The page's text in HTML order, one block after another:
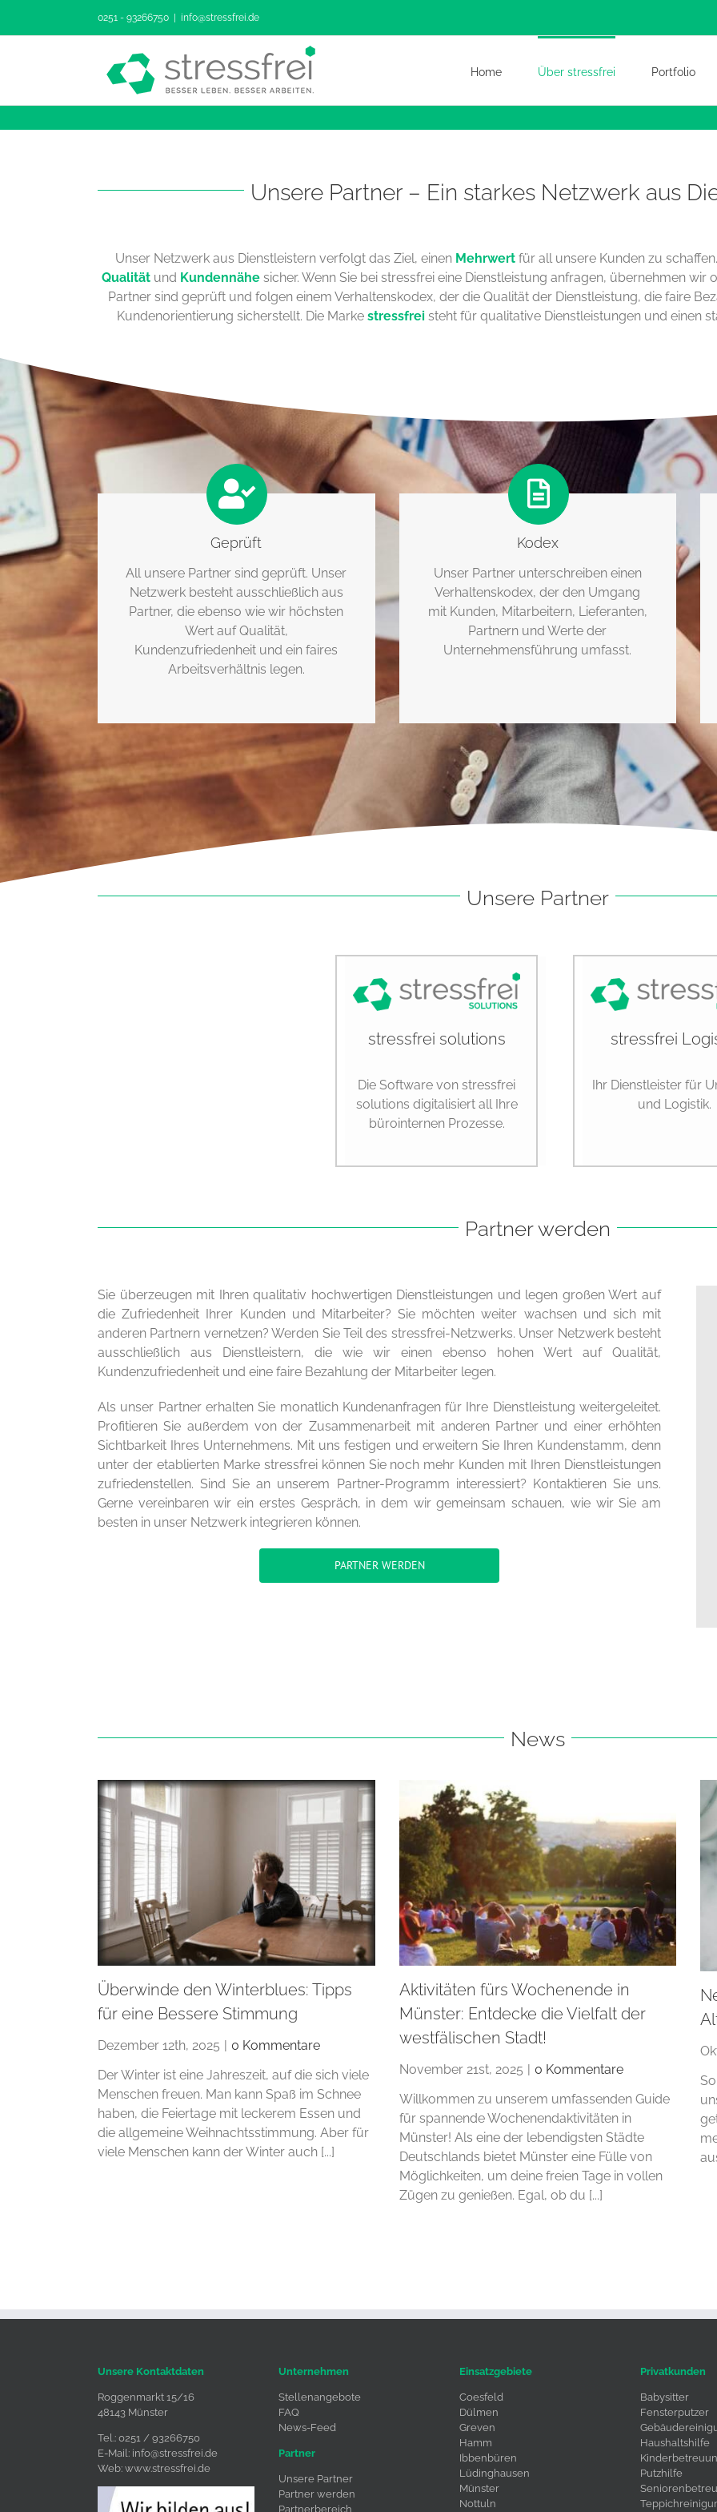
0251 - 93266750 info@stressfrei.de
Home Über stressfrei Portfolio
Unsere Partner – Ein starkes Netzwerk aus
Unser Netzwerk aus Dienstleistern verfolgt das Ziel, einen Mehrwert für all unsere Kunden zu
Qualität und Kundennähe sicher. Wenn Sie bei stressfrei eine Dienstleistung anfragen, übernehmen
Partner sind geprüft und folgen einem Verhaltenskodex, der die Qualität der Dienstleistung, die faire
Kundenorientierung sicherstellt. Die Marke stressfreisteht für qualitative Dienstleistungen und einen
Geprüft
All unsere Partner sind geprüft. Unser
Netzwerk besteht ausschließlich aus
Partner, die ebenso wie wir höchsten
Wert auf Qualität,
Kundenzufriedenheit und ein faires
Arbeitsverhältnis legen.
Kodex
Unser Partner unterschreiben einen
Verhaltenskodex, der den Umgang
mit Kunden, Mitarbeitern, Lieferanten,
Partnern und Werte der
Unternehmensführung umfasst.
Unsere Partner
stressfrei solutions
Die Software von stressfrei
solutions digitalisiert all Ihre
bürointernen Prozesse.
stressfrei
Ihr Dienstleister für
und Logistik.
Partner werden
Sie überzeugen mit Ihren qualitativ hochwertigen Dienstleistungen und legen großen Wert auf
die Zufriedenheit Ihrer Kunden und Mitarbeiter? Sie möchten weiter wachsen und sich mit
anderen Partnern vernetzen? Werden Sie Teil des stressfrei-Netzwerks. Unser Netzwerk besteht
ausschließlich aus Dienstleistern, die wie wir einen ebenso hohen Wert auf Qualität,
Kundenzufriedenheit und eine faire Bezahlung der Mitarbeiter legen.
Als unser Partner erhalten Sie monatlich Kundenanfragen für Ihre Dienstleistung weitergeleitet.
Profitieren Sie außerdem von der Zusammenarbeit mit anderen Partner und einer erhöhten
Sichtbarkeit Ihres Unternehmens. Mit uns festigen und erweitern Sie Ihren Kundenstamm, denn
unter der etablierten Marke stressfrei können Sie noch mehr Kunden mit Ihren Dienstleistungen
zufriedenstellen. Sind Sie an unserem Partner-Programm interessiert? Kontaktieren Sie uns.
Gerne vereinbaren wir ein erstes Gespräch, in dem wir gemeinsam schauen, wie wir Sie am
besten in unser Netzwerk integrieren können.
PARTNER WERDEN
News
Überwinde den Winterblues: Tipps
für eine Bessere Stimmung
Dezember 12th, 2025 | 0 Kommentare
Der Winter ist eine Jahreszeit, auf die sich viele
Menschen freuen. Man kann Spaß im Schnee
haben, die Feiertage mit leckerem Essen und
die allgemeine Weihnachtsstimmung. Aber für
viele Menschen kann der Winter auch [...]
Aktivitäten fürs Wochenende in
Münster: Entdecke die Vielfalt der
westfälischen Stadt!
November 21st, 2025 | 0 Kommentare
Willkommen zu unserem umfassenden Guide
für spannende Wochenendaktivitäten in
Münster! Als eine der lebendigsten Städte
Deutschlands bietet Münster eine Fülle von
Möglichkeiten, um deine freien Tage in vollen
Zügen zu genießen. Egal, ob du [...]
Unsere Kontaktdaten
Roggenmarkt 15/16
48143 Münster
Tel.: 0251 / 93266750
E-Mail: info@stressfrei.de
Web: www.stressfrei.de
Unternehmen
Stellenangebote
FAQ
News-Feed
Partner
Unsere Partner
Partner werden
Partnerbereich
Einsatzgebiete
Coesfeld
Dülmen
Greven
Hamm
Ibbenbüren
Lüdinghausen
Münster
Nottuln
Privatkunden
Babysitter
Fensterputzer
Haushaltshilfe
Putzhilfe